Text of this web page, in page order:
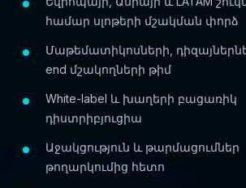
համար սլոթերի մշակման փորձ
Մաթեմատիկոսների,
end մշակողների թիմ
White-label և խաղերի բացառիկ
դիստրիբյուցիա
Աջակցություն և թարմացումներ
թողարկումից հետո